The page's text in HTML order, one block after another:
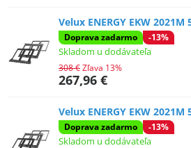
Velux ENERGY EKW 2021M
Doprava zadarmo -13%
Skladom u dodávateľa
267,96 €
308 €Zľava 13%
Velux ENERGY EKW 2021M
Doprava zadarmo -13%
Skladom u dodávateľa